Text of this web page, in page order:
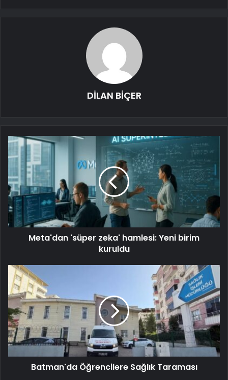
DİLAN BİÇER
Meta'dan 'süper zeka' hamlesi: Yeni birim
kuruldu
Batman'da Öğrencilere Sağlık Taraması